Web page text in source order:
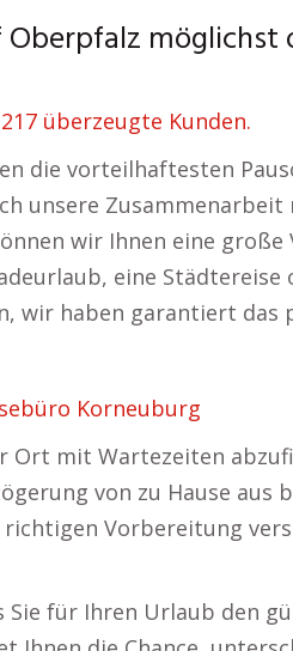
überzeugte Kunden.
die vorteilhaftesten
unsere
wir Ihnen eine
eine
wir haben garantiert das
Korneuburg
Ort mit Wartezeiten
von zu Hause aus
Vorbereitung
Sie für Ihren Urlaub den